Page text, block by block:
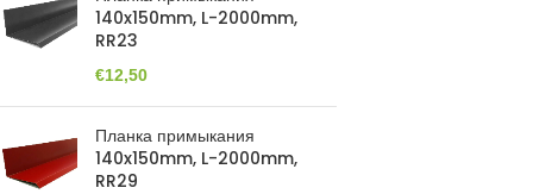
140x150mm, L-2000mm,
RR23
€12,50
Планка примыкания
140x150mm, L-2000mm,
RR29